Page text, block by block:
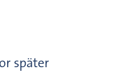
später